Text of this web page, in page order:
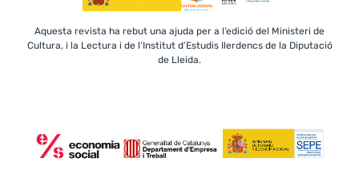
Aquesta revista ha rebut una ajuda per a l’edició del Ministeri de
Cultura, i la Lectura i de l’Institut d’Estudis Ilerdencs de la Diputació
de Lleida.